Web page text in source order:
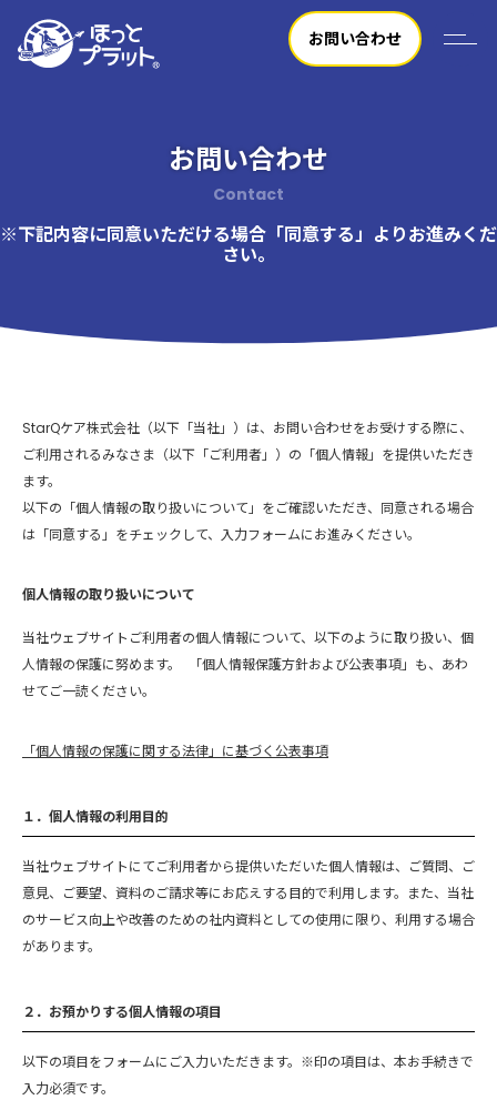
お問い合わせ
お問い合わせ
Contact
※下記内容に同意いただける場合「同意する」よりお進みくだ
さい。
StarQケア株式会社（以下「当社」）は、お問い合わせをお受けする際に、
ご利用されるみなさま（以下「ご利用者」）の「個人情報」を提供いただき
ます。
以下の「個人情報の取り扱いについて」をご確認いただき、同意される場合
は「同意する」をチェックして、入力フォームにお進みください。
個人情報の取り扱いについて
当社ウェブサイトご利用者の個人情報について、以下のように取り扱い、個
人情報の保護に努めます。 「個人情報保護方針および公表事項」も、あわ
せてご一読ください。
「個人情報の保護に関する法律」に基づく公表事項
１．個人情報の利用目的
当社ウェブサイトにてご利用者から提供いただいた個人情報は、ご質問、ご
意見、ご要望、資料のご請求等にお応えする目的で利用します。また、当社
のサービス向上や改善のための社内資料としての使用に限り、利用する場合
があります。
２．お預かりする個人情報の項目
以下の項目をフォームにご入力いただきます。※印の項目は、本お手続きで
入力必須です。